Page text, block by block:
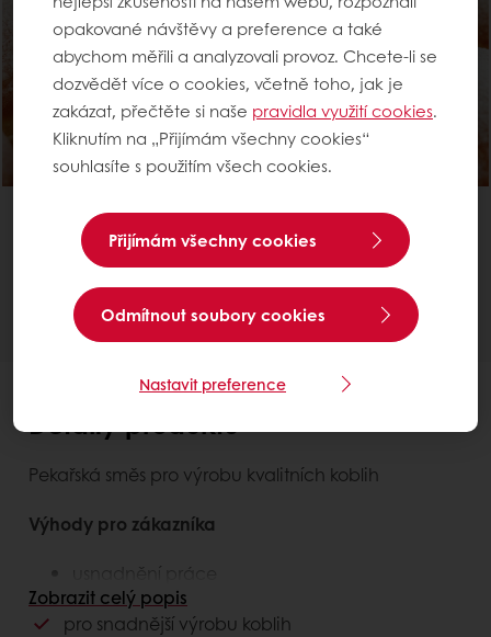
Krapfenkonzentrat 20 Base
Kontaktujte nás
Potřebujete více informací? Rádi pomůžeme.
Detaily produktu
Pekařská směs pro výrobu kvalitních koblih
Výhody pro zákazníka
usnadnění práce
kvalitní finální výrobek
Zobrazit celý popis
pro snadnější výrobu koblih
opakované návštěvy a preference a také
abychom měřili a analyzovali provoz. Chcete-li se
dozvědět více o cookies, včetně toho, jak je
zakázat, přečtěte si naše pravidla využití cookies.
Kliknutím na „Přijímám všechny cookies“
souhlasíte s použitím všech cookies.
Přijímám všechny cookies
Odmítnout soubory cookies
Nastavit preference